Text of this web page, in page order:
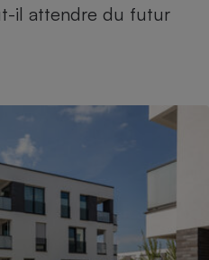
il attendre du futur